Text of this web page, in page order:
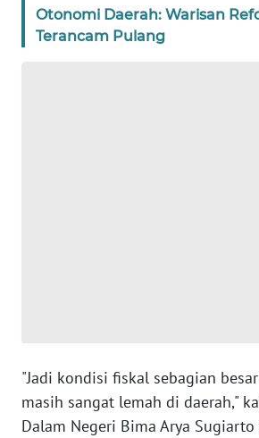
Otonomi Daerah: Warisan
Terancam Pulang
"Jadi kondisi fiskal sebagian
masih sangat lemah di daerah,"
Dalam Negeri Bima Arya
DISCLAIMER
WN
NTT